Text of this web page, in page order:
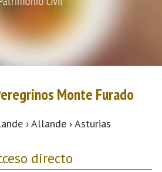
Monte Furado
› Allande › Asturias
directo